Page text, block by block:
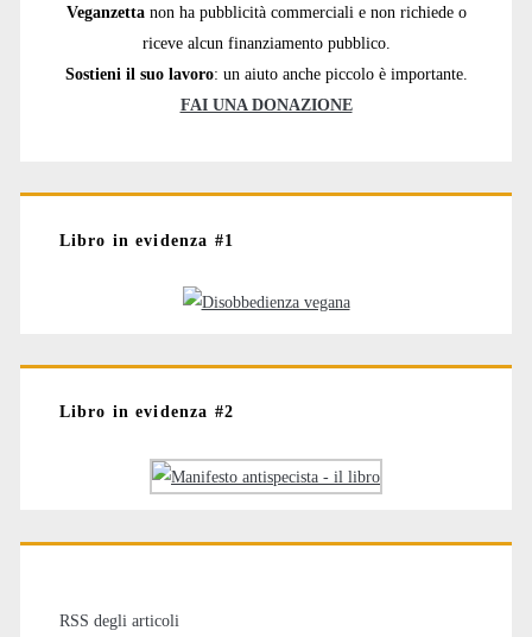
Veganzetta non ha pubblicità commerciali e non richiede o
riceve alcun finanziamento pubblico.
Sostieni il suo lavoro: un aiuto anche piccolo è importante.
FAI UNA DONAZIONE
Libro in evidenza #1
Libro in evidenza #2
RSS degli articoli